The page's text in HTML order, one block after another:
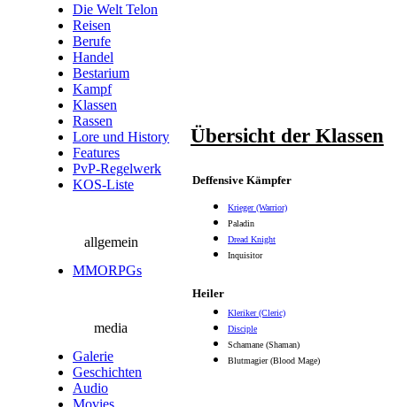
Die Welt Telon
Reisen
Berufe
Handel
Bestarium
Kampf
Klassen
Rassen
Lore und History
Features
PvP-Regelwerk
KOS-Liste
allgemein
MMORPGs
media
Galerie
Geschichten
Audio
Movies
Übersicht der Klassen
Deffensive Kämpfer
Krieger (Warrior)
Paladin
Dread Knight
Inquisitor
Heiler
Kleriker (Cleric)
Disciple
Schamane (Shaman)
Blutmagier (Blood Mage)